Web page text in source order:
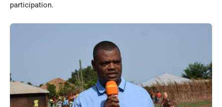
participation.